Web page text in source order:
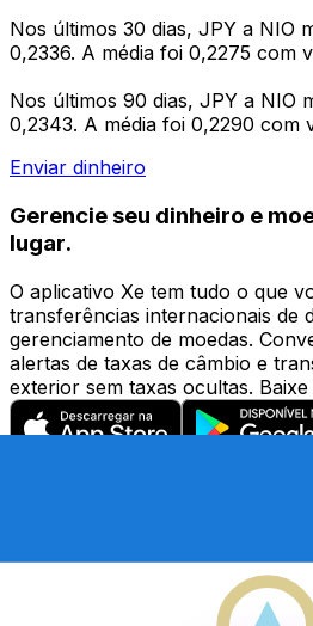
Nos últimos 30 dias, JPY a NIO
0,2336. A média foi 0,2275 com
Nos últimos 90 dias, JPY a NIO
0,2343. A média foi 0,2290 com
Enviar dinheiro
Gerencie seu dinheiro e
lugar.
O aplicativo Xe tem tudo o que
transferências internacionais de
gerenciamento de moedas.
alertas de taxas de câmbio e
exterior sem taxas ocultas.